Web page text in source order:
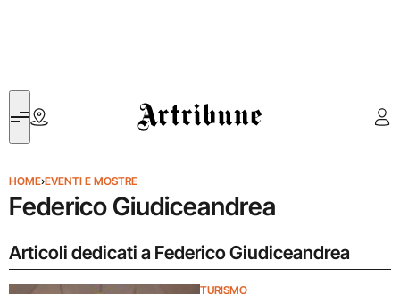
Artribune
HOME›EVENTI E MOSTRE
Federico Giudiceandrea
Articoli dedicati a Federico Giudiceandrea
TURISMO